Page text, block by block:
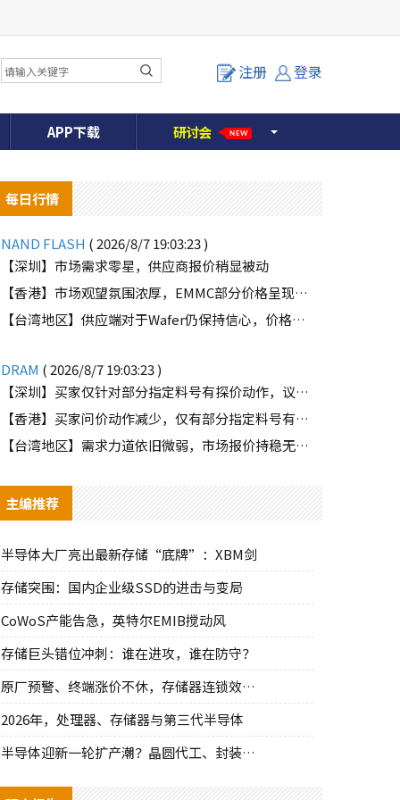
注册 登录
APP下载 研讨会 NEW
每日行情
NAND FLASH ( 2026/8/7 19:03:23 )
【深圳】市场需求零星，供应商报价稍显被动
【香港】市场观望氛围浓厚，EMMC部分价格呈现下滑趋势
【台湾地区】供应端对于Wafer仍保持信心，价格微幅上扬且惜售态度不变
DRAM ( 2026/8/7 19:03:23 )
【深圳】买家仅针对部分指定料号有探价动作，议价动作有所减少
【香港】买家问价动作减少，仅有部分指定料号有零星询单动作
【台湾地区】需求力道依旧微弱，市场报价持稳无明显波动
主编推荐
半导体大厂亮出最新存储“底牌”：XBM剑
存储突围：国内企业级SSD的进击与变局
CoWoS产能告急，英特尔EMIB搅动风
存储巨头错位冲刺：谁在进攻，谁在防守？
原厂预警、终端涨价不休，存储器连锁效应持
2026年，处理器、存储器与第三代半导体
半导体迎新一轮扩产潮？晶圆代工、封装、光